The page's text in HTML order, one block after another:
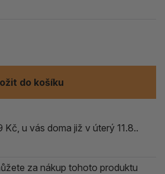
Vložit do košíku
u vás doma již v úterý 11.8..
za nákup tohoto produktu